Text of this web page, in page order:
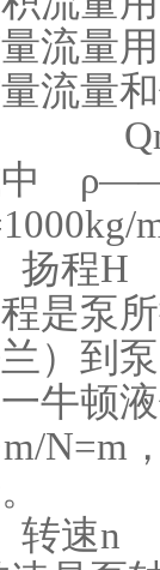
流量
流量
ρ——
扬程H
是泵
）到
牛顿
N=m
转速n